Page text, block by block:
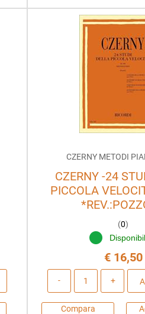
CZERNY METODI
CZERNY -24
PICCOLA
(0)
€ 16,50
Compara